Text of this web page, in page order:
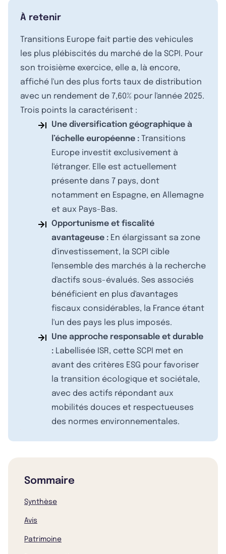
À retenir
Transitions Europe fait partie des vehicules
les plus plébiscités du marché de la SCPI. Pour
son troisième exercice, elle a, là encore,
affiché l'un des plus forts taux de distribution
avec un rendement de 7,60% pour l'année 2025.
Trois points la caractérisent :
Une diversification géographique à
l’échelle européenne : Transitions
Europe investit exclusivement à
l'étranger. Elle est actuellement
présente dans 7 pays, dont
notamment en Espagne, en Allemagne
et aux Pays-Bas.
Opportunisme et fiscalité
avantageuse : En élargissant sa zone
d'investissement, la SCPI cible
l'ensemble des marchés à la recherche
d'actifs sous-évalués. Ses associés
bénéficient en plus d'avantages
fiscaux considérables, la France étant
l'un des pays les plus imposés.
Une approche responsable et durable
: Labellisée ISR, cette SCPI met en
avant des critères ESG pour favoriser
la transition écologique et sociétale,
avec des actifs répondant aux
mobilités douces et respectueuses
des normes environnementales.
Sommaire
Synthèse
Avis
Patrimoine